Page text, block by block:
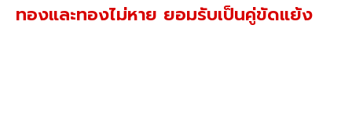
ทองและทองไม่หาย ยอมรับเป็นคู่ขัดแย้ง